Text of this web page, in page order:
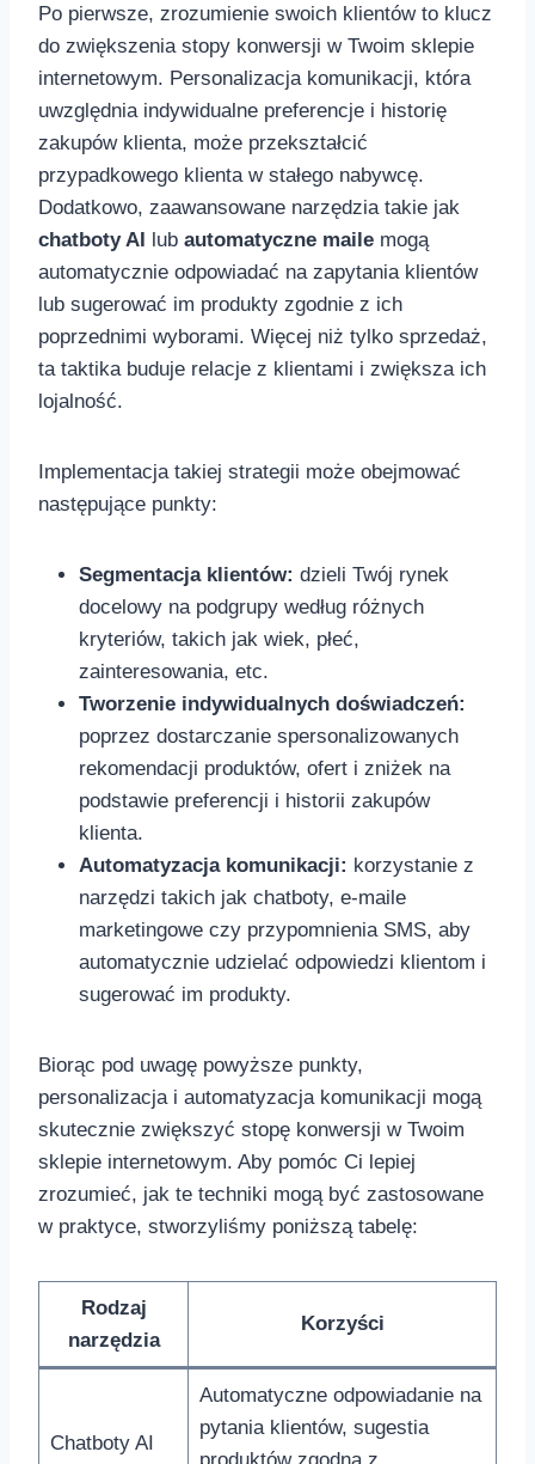
Po pierwsze, zrozumienie ⁣swoich klientów to klucz
do zwiększenia stopy konwersji w Twoim sklepie
⁢internetowym. Personalizacja komunikacji, która
uwzględnia indywidualne preferencje i historię
zakupów klienta, może ⁤przekształcić
przypadkowego klienta w stałego ‌nabywcę.
Dodatkowo,‌ zaawansowane narzędzia takie jak
chatboty AI lub automatyczne maile mogą
‌automatycznie‍ odpowiadać⁢ na zapytania klientów
lub sugerować im ​produkty zgodnie z ich
poprzednimi wyborami. ⁣Więcej niż tylko sprzedaż,
ta taktika ⁢buduje relacje⁢ z klientami i zwiększa ich
lojalność.
Implementacja​ takiej strategii może obejmować
następujące punkty:
Segmentacja ⁤klientów: dzieli Twój rynek
docelowy na podgrupy według różnych
kryteriów, takich jak wiek, płeć,
zainteresowania,‍ etc.
Tworzenie indywidualnych doświadczeń:
poprzez dostarczanie spersonalizowanych
rekomendacji produktów, ofert i zniżek na
podstawie preferencji i historii​ zakupów
klienta.
Automatyzacja komunikacji: korzystanie z
narzędzi takich jak‍ chatboty, ⁤e-maile
marketingowe czy przypomnienia SMS, aby
automatycznie udzielać odpowiedzi klientom i
sugerować im produkty.
Biorąc ⁣pod uwagę powyższe punkty,
personalizacja ‍i​ automatyzacja komunikacji mogą
skutecznie zwiększyć stopę konwersji⁤ w​ Twoim
sklepie internetowym. Aby pomóc Ci lepiej
zrozumieć, jak te techniki mogą być ​zastosowane
w praktyce, stworzyliśmy poniższą tabelę:
Rodzaj
narzędzia
Korzyści
Chatboty AI
Automatyczne odpowiadanie na
pytania klientów,⁣ sugestia
produktów zgodna z